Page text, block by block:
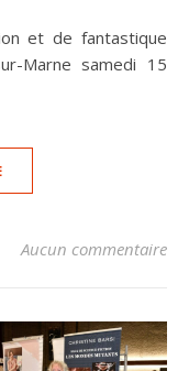
Marne samedi 15
Aucun commentaire